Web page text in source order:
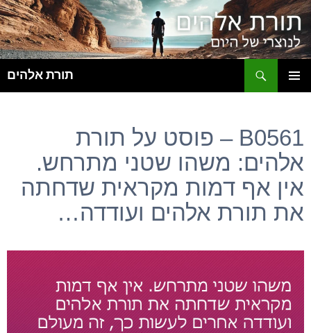
תורת אלהים
B0561 – פוסט על תורת
אלהים: משהו שטני מתרחש.
אין אף דמות מקראית שדחתה
את תורת אלהים ועודדה…